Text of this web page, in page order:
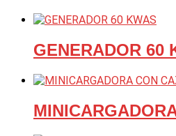
GENERADOR 60